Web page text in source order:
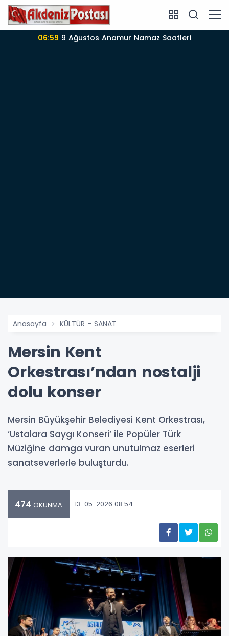
06:57 Anamur’da 09-08-2026 nöbetçi Eczane
Anasayfa KÜLTÜR - SANAT
Mersin Kent
Orkestrası’ndan nostalji
dolu konser
Mersin Büyükşehir Belediyesi Kent Orkestrası,
‘Ustalara Saygı Konseri’ ile Popüler Türk
Müziğine damga vuran unutulmaz eserleri
sanatseverlerle buluşturdu.
474 OKUNMA 13-05-2026 08:54